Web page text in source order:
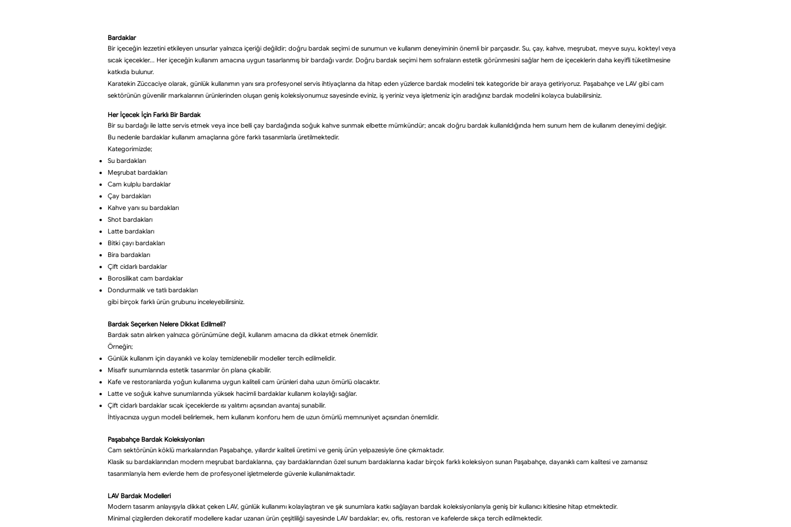
Bardaklar
Bir içeceğin lezzetini etkileyen unsurlar yalnızca içeriği değildir; doğru bardak seçimi de sunumun ve kullanım deneyiminin önemli bir parçasıdır. Su, çay, kahve, meşrubat, meyve suyu, kokteyl veya
sıcak içecekler... Her içeceğin kullanım amacına uygun tasarlanmış bir bardağı vardır. Doğru bardak seçimi hem sofraların estetik görünmesini sağlar hem de içeceklerin daha keyifli tüketilmesine
katkıda bulunur.
Karatekin Züccaciye olarak, günlük kullanımın yanı sıra profesyonel servis ihtiyaçlarına da hitap eden yüzlerce bardak modelini tek kategoride bir araya getiriyoruz. Paşabahçe ve LAV gibi cam
sektörünün güvenilir markalarının ürünlerinden oluşan geniş koleksiyonumuz sayesinde eviniz, iş yeriniz veya işletmeniz için aradığınız bardak modelini kolayca bulabilirsiniz.
Her İçecek İçin Farklı Bir Bardak
Bir su bardağı ile latte servis etmek veya ince belli çay bardağında soğuk kahve sunmak elbette mümkündür; ancak doğru bardak kullanıldığında hem sunum hem de kullanım deneyimi değişir.
Bu nedenle bardaklar kullanım amaçlarına göre farklı tasarımlarla üretilmektedir.
Kategorimizde;
Su bardakları
Meşrubat bardakları
Cam kulplu bardaklar
Çay bardakları
Kahve yanı su bardakları
Shot bardakları
Latte bardakları
Bitki çayı bardakları
Bira bardakları
Çift cidarlı bardaklar
Borosilikat cam bardaklar
Dondurmalık ve tatlı bardakları
gibi birçok farklı ürün grubunu inceleyebilirsiniz.
Bardak Seçerken Nelere Dikkat Edilmeli?
Bardak satın alırken yalnızca görünümüne değil, kullanım amacına da dikkat etmek önemlidir.
Örneğin;
Günlük kullanım için dayanıklı ve kolay temizlenebilir modeller tercih edilmelidir.
Misafir sunumlarında estetik tasarımlar ön plana çıkabilir.
Kafe ve restoranlarda yoğun kullanıma uygun kaliteli cam ürünleri daha uzun ömürlü olacaktır.
Latte ve soğuk kahve sunumlarında yüksek hacimli bardaklar kullanım kolaylığı sağlar.
Çift cidarlı bardaklar sıcak içeceklerde ısı yalıtımı açısından avantaj sunabilir.
İhtiyacınıza uygun modeli belirlemek, hem kullanım konforu hem de uzun ömürlü memnuniyet açısından önemlidir.
Paşabahçe Bardak Koleksiyonları
Cam sektörünün köklü markalarından Paşabahçe, yıllardır kaliteli üretimi ve geniş ürün yelpazesiyle öne çıkmaktadır.
Klasik su bardaklarından modern meşrubat bardaklarına, çay bardaklarından özel sunum bardaklarına kadar birçok farklı koleksiyon sunan Paşabahçe, dayanıklı cam kalitesi ve zamansız
tasarımlarıyla hem evlerde hem de profesyonel işletmelerde güvenle kullanılmaktadır.
LAV Bardak Modelleri
Modern tasarım anlayışıyla dikkat çeken LAV, günlük kullanımı kolaylaştıran ve şık sunumlara katkı sağlayan bardak koleksiyonlarıyla geniş bir kullanıcı kitlesine hitap etmektedir.
Minimal çizgilerden dekoratif modellere kadar uzanan ürün çeşitliliği sayesinde LAV bardaklar; ev, ofis, restoran ve kafelerde sıkça tercih edilmektedir.